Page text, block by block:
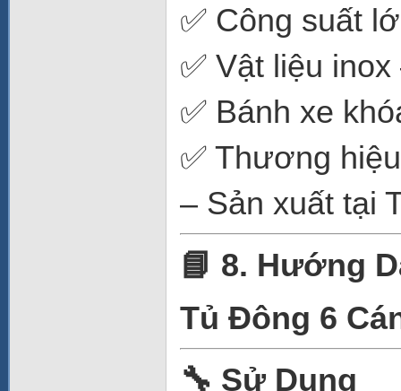
✅ Công suất
✅ Vật liệu
✅ Bánh xe
✅ Thương
– Sản xuất tại
📘 8. Hướng
Tủ Đông 6
🔧 Sử Dụng